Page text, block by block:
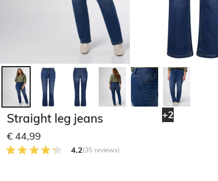
+2
Straight leg jeans
€ 44,99
4.2 van 5 Klantenbeoordeling
4.2(35 reviews)